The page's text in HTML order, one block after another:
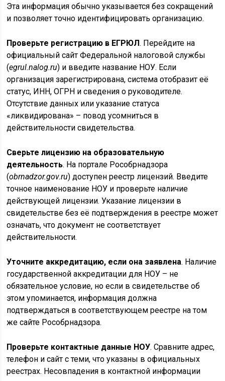
Эта информация обычно указывается без сокращений
и позволяет точно идентифицировать организацию.
Проверьте регистрацию в ЕГРЮЛ. Перейдите на
официальный сайт Федеральной налоговой службы
(egrul.nalog.ru) и введите название НОУ. Если
организация зарегистрирована, система отобразит её
статус, ИНН, ОГРН и сведения о руководителе.
Отсутствие данных или указание статуса
«ликвидирована» – повод усомниться в
действительности свидетельства.
Сверьте лицензию на образовательную
деятельность. На портале Рособрнадзора
(obrnadzor.gov.ru) доступен реестр лицензий. Введите
точное наименование НОУ и проверьте наличие
действующей лицензии. Указание лицензии в
свидетельстве без её подтверждения в реестре может
означать, что документ не соответствует
действительности.
Уточните аккредитацию, если она заявлена. Наличие
государственной аккредитации для НОУ – не
обязательное условие, но если в свидетельстве об
этом упоминается, информация должна
подтверждаться в соответствующем реестре на том
же сайте Рособрнадзора.
Проверьте контактные данные НОУ. Сравните адрес,
телефон и сайт с теми, что указаны в официальных
реестрах. Несовпадения в контактной информации